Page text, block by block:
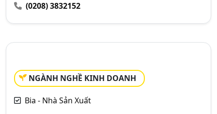
(0208) 3832152
NGÀNH NGHỀ KINH DOANH
Bia - Nhà Sản Xuất